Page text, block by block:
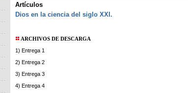
Artículos
Dios en la ciencia del siglo XXI.
ARCHIVOS DE DESCARGA
1) Entrega 1
2) Entrega 2
3) Entrega 3
4) Entrega 4